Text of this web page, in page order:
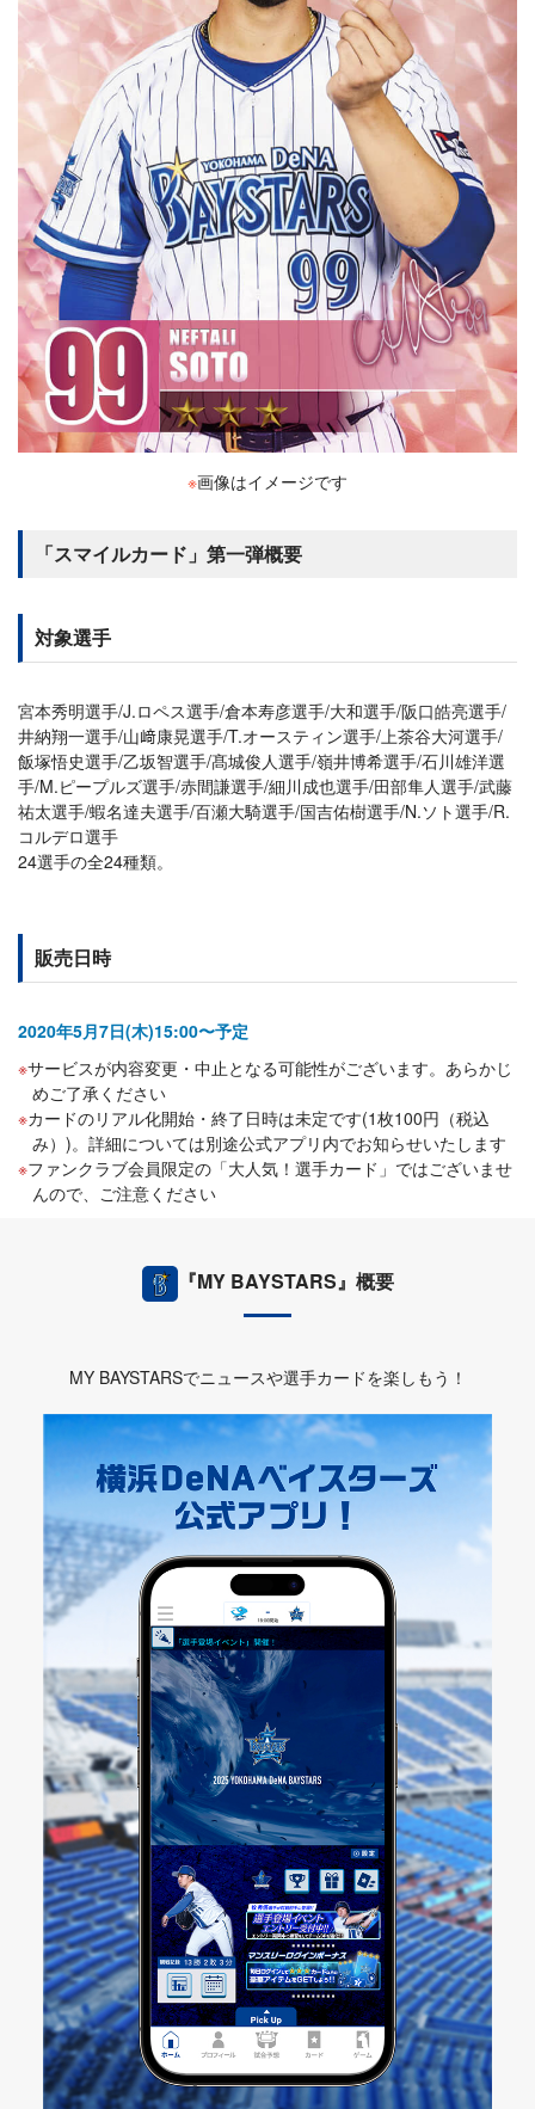
※画像はイメージです
「スマイルカード」第一弾概要
対象選手
宮本秀明選手/J.ロペス選手/倉本寿彦選手/大和選手/阪口皓亮選手/
井納翔一選手/山﨑康晃選手/T.オースティン選手/上茶谷大河選手/
飯塚悟史選手/乙坂智選手/髙城俊人選手/嶺井博希選手/石川雄洋選
手/M.ピープルズ選手/赤間謙選手/細川成也選手/田部隼人選手/武藤
祐太選手/蝦名達夫選手/百瀬大騎選手/国吉佑樹選手/N.ソト選手/R.
コルデロ選手
24選手の全24種類。
販売日時
2020年5月7日(木)15:00〜予定
サービスが内容変更・中止となる可能性がございます。あらかじ
めご了承ください
カードのリアル化開始・終了日時は未定です(1枚100円（税込
み）)。詳細については別途公式アプリ内でお知らせいたします
ファンクラブ会員限定の「大人気！選手カード」ではございませ
んので、ご注意ください
『MY BAYSTARS』概要
MY BAYSTARSでニュースや選手カードを楽しもう！